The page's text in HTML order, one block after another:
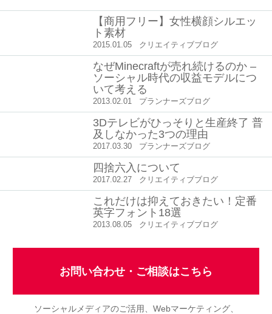
【商用フリー】女性横顔シルエッ
ト素材
2015.01.05 クリエイティブブログ
なぜMinecraftが売れ続けるのか –
ソーシャル時代の収益モデルにつ
いて考える
2013.02.01 プランナーズブログ
3Dテレビがひっそりと生産終了 普
及しなかった3つの理由
2017.03.30 プランナーズブログ
四捨六入について
2017.02.27 クリエイティブブログ
これだけは抑えておきたい！定番
英字フォント18選
2013.08.05 クリエイティブブログ
お問い合わせ・ご相談はこちら
ソーシャルメディアのご活用、Webマーケティング、